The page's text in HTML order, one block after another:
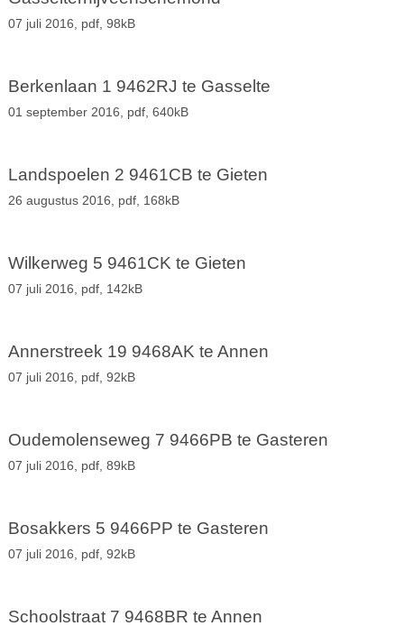
07 juli 2016, pdf, 98kB
Berkenlaan 1 9462RJ te Gasselte
01 september 2016, pdf, 640kB
Landspoelen 2 9461CB te Gieten
26 augustus 2016, pdf, 168kB
Wilkerweg 5 9461CK te Gieten
07 juli 2016, pdf, 142kB
Annerstreek 19 9468AK te Annen
07 juli 2016, pdf, 92kB
Oudemolenseweg 7 9466PB te Gasteren
07 juli 2016, pdf, 89kB
Bosakkers 5 9466PP te Gasteren
07 juli 2016, pdf, 92kB
Schoolstraat 7 9468BR te Annen